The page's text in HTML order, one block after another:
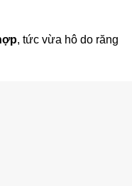
, tức vừa hô do răng